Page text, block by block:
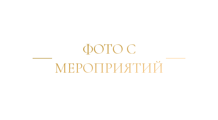
ФОТО С
МЕРОПРИЯТИЙ